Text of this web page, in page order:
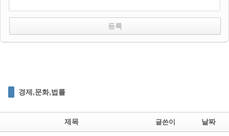
경제,문화,법률
제목 글쓴이 날짜